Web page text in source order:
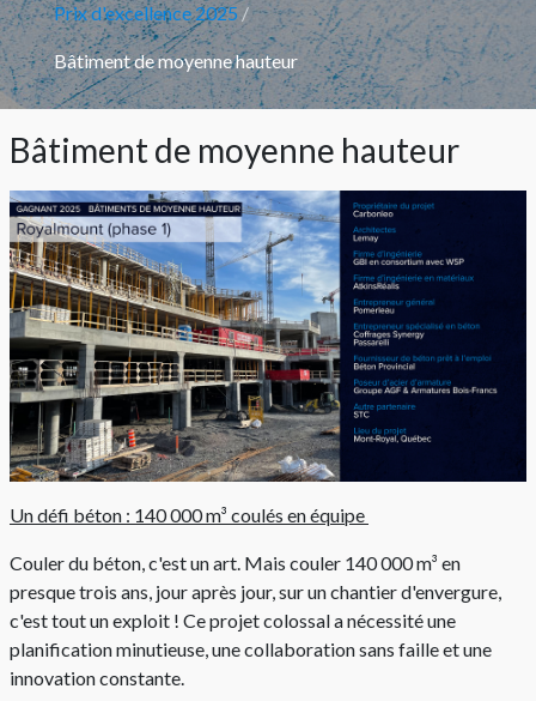
Prix d'excellence 2025
Bâtiment de moyenne hauteur
Bâtiment de moyenne hauteur
Un défi béton : 140 000 m³ coulés en équipe
Couler du béton, c'est un art. Mais couler 140 000 m³ en
presque trois ans, jour après jour, sur un chantier d'envergure,
c'est tout un exploit ! Ce projet colossal a nécessité une
planification minutieuse, une collaboration sans faille et une
innovation constante.